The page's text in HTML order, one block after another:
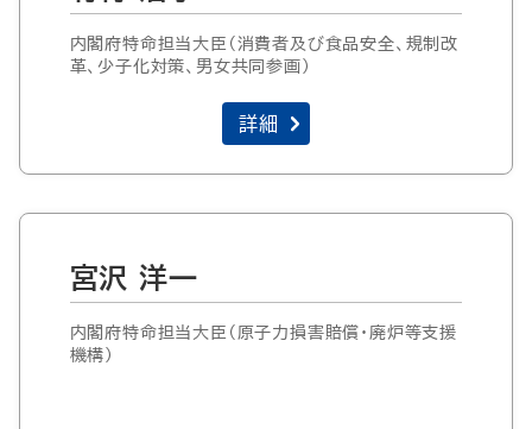
内閣府特命担当大臣（消費者及び食品安全、規制改
革、少子化対策、男女共同参画）
詳細
宮沢 洋一
内閣府特命担当大臣（原子力損害賠償・廃炉等支援
機構）